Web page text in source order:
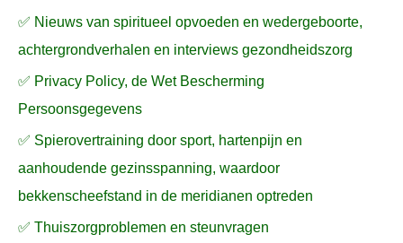
✅ Nieuws van spiritueel opvoeden en wedergeboorte,
achtergrondverhalen en interviews gezondheidszorg
✅ Privacy Policy, de Wet Bescherming
Persoonsgegevens
✅ Spierovertraining door sport, hartenpijn en
aanhoudende gezinsspanning, waardoor
bekkenscheefstand in de meridianen optreden
✅ Thuiszorgproblemen en steunvragen